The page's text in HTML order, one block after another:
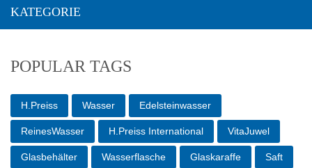
KATEGORIE
POPULAR TAGS
H.Preiss Wasser Edelsteinwasser
ReinesWasser H.Preiss International VitaJuwel
Glasbehälter Wasserflasche Glaskaraffe Saft